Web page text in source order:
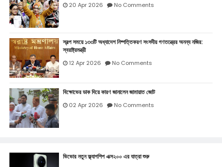
20 Apr 2026 No Comments
স্বল্প সময়ে ১৩৩টি অধ্যাদেশ নিষ্পত্তিকরণ সংসদীয় গণতন্ত্রের অনন্য নজির:
স্বরাষ্ট্রমন্ত্রী
12 Apr 2026 No Comments
বিক্ষোভের ডাক দিয়ে কারণ জানালেন জামায়াত জোট
02 Apr 2026 No Comments
ভিভোর নতুন ফ্ল্যাগশিপ এক্স২০০ এর যাত্রা শুরু